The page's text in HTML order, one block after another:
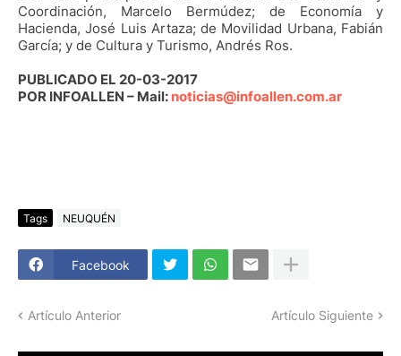
Coordinación, Marcelo Bermúdez; de Economía y
Hacienda, José Luis Artaza; de Movilidad Urbana, Fabián
García; y de Cultura y Turismo, Andrés Ros.
PUBLICADO EL 20-03-2017
POR INFOALLEN – Mail: noticias@infoallen.com.ar
Tags NEUQUÉN
Facebook
Artículo Anterior Artículo Siguiente